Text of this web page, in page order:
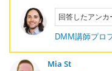
回答したアンカ
DMM講師プロ
Mia St